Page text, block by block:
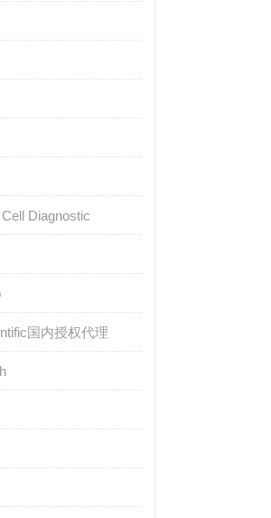
Diagnostic
国内授权代理